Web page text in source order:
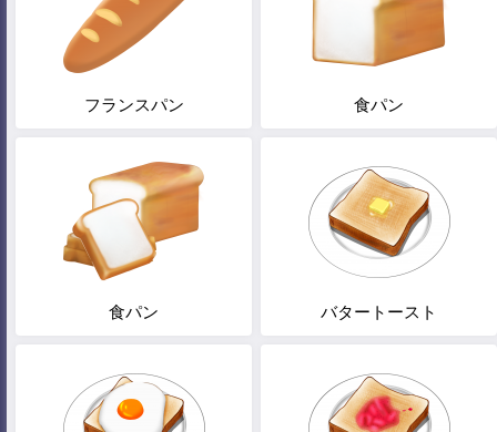
フランスパン 食パン
食パン バタートースト